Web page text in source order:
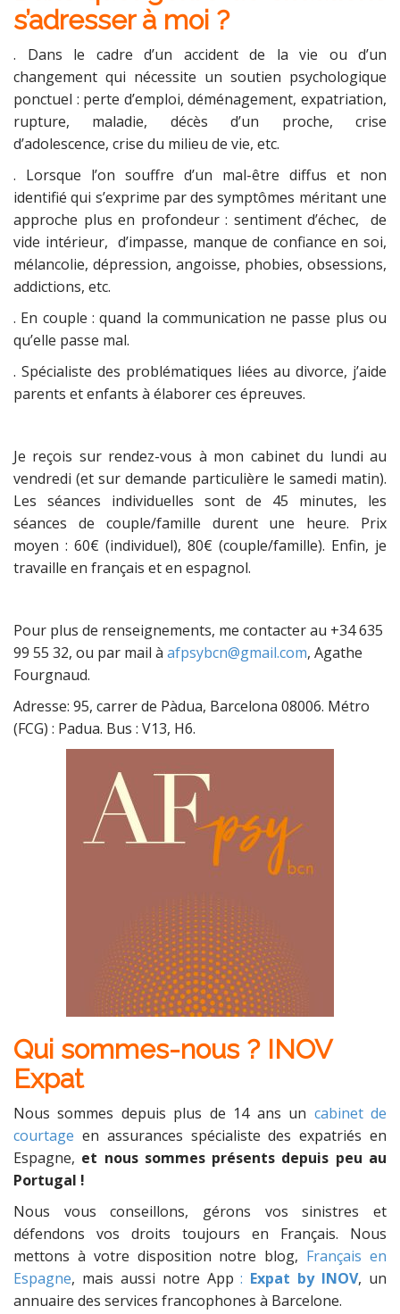
s’adresser à moi ?
. Dans le cadre d’un accident de la vie ou d’un
changement qui nécessite un soutien psychologique
ponctuel : perte d’emploi, déménagement, expatriation,
rupture, maladie, décès d’un proche, crise
d’adolescence, crise du milieu de vie, etc.
. Lorsque l’on souffre d’un mal-être diffus et non
identifié qui s’exprime par des symptômes méritant une
approche plus en profondeur : sentiment d’échec, de
vide intérieur, d’impasse, manque de confiance en soi,
mélancolie, dépression, angoisse, phobies, obsessions,
addictions, etc.
. En couple : quand la communication ne passe plus ou
qu’elle passe mal.
. Spécialiste des problématiques liées au divorce, j’aide
parents et enfants à élaborer ces épreuves.
Je reçois sur rendez-vous à mon cabinet du lundi au
vendredi (et sur demande particulière le samedi matin).
Les séances individuelles sont de 45 minutes, les
séances de couple/famille durent une heure. Prix
moyen : 60€ (individuel), 80€ (couple/famille). Enfin, je
travaille en français et en espagnol.
Pour plus de renseignements, me contacter au +34 635
99 55 32, ou par mail à afpsybcn@gmail.com, Agathe
Fourgnaud.
Adresse: 95, carrer de Pàdua, Barcelona 08006. Métro
(FCG) : Padua. Bus : V13, H6.
Qui sommes-nous ? INOV
Expat
Nous sommes depuis plus de 14 ans un cabinet de
courtage en assurances spécialiste des expatriés en
Espagne, et nous sommes présents depuis peu au
Portugal !
Nous vous conseillons, gérons vos sinistres et
défendons vos droits toujours en Français. Nous
mettons à votre disposition notre blog, Français en
Espagne, mais aussi notre App: Expat by INOV, un
annuaire des services francophones à Barcelone.